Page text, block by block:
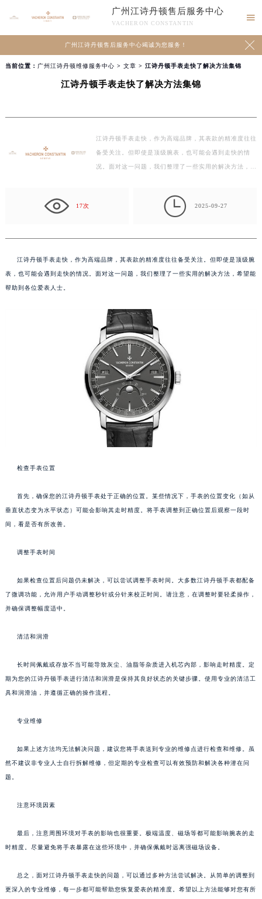
广州江诗丹顿售后服务中心
VACHERON CONSTANTIN

广州江诗丹顿售后服务中心竭诚为您服务！ 
当前位置： 广州江诗丹顿维修服务中心 > 文章 > 江诗丹顿手表走快了解决方法集锦
江诗丹顿手表走快了解决方法集锦
江诗丹顿手表走快，作为高端品牌，其表款的精准度往往
备受关注。但即使是顶级腕表，也可能会遇到走快的情
况。面对这一问题，我们整理了一些实用的解决方法，希
17次  2025-09-27
江诗丹顿手表走快，作为高端品牌，其表款的精准度往往备受关注。但即使是顶级腕
表，也可能会遇到走快的情况。面对这一问题，我们整理了一些实用的解决方法，希望能
帮助到各位爱表人士。
检查手表位置
首先，确保您的江诗丹顿手表处于正确的位置。某些情况下，手表的位置变化（如从
垂直状态变为水平状态）可能会影响其走时精度。将手表调整到正确位置后观察一段时
间，看是否有所改善。
调整手表时间
如果检查位置后问题仍未解决，可以尝试调整手表时间。大多数江诗丹顿手表都配备
了微调功能，允许用户手动调整秒针或分针来校正时间。请注意，在调整时要轻柔操作，
并确保调整幅度适中。
清洁和润滑
长时间佩戴或存放不当可能导致灰尘、油脂等杂质进入机芯内部，影响走时精度。定
期为您的江诗丹顿手表进行清洁和润滑是保持其良好状态的关键步骤。使用专业的清洁工
具和润滑油，并遵循正确的操作流程。
专业维修
如果上述方法均无法解决问题，建议您将手表送到专业的维修点进行检查和维修。虽
然不建议非专业人士自行拆解维修，但定期的专业检查可以有效预防和解决各种潜在问
题。
注意环境因素
最后，注意周围环境对手表的影响也很重要。极端温度、磁场等都可能影响腕表的走
时精度。尽量避免将手表暴露在这些环境中，并确保佩戴时远离强磁场设备。
总之，面对江诗丹顿手表走快的问题，可以通过多种方法尝试解决。从简单的调整到
更深入的专业维修，每一步都可能帮助您恢复爱表的精准度。希望以上方法能够对您有所